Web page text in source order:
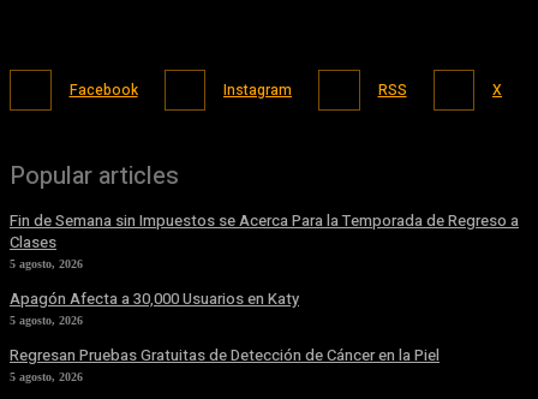
Facebook Instagram RSS X
Popular articles
Fin de Semana sin Impuestos se Acerca Para la Temporada de Regreso a
Clases
5 agosto, 2026
Apagón Afecta a 30,000 Usuarios en Katy
5 agosto, 2026
Regresan Pruebas Gratuitas de Detección de Cáncer en la Piel
5 agosto, 2026